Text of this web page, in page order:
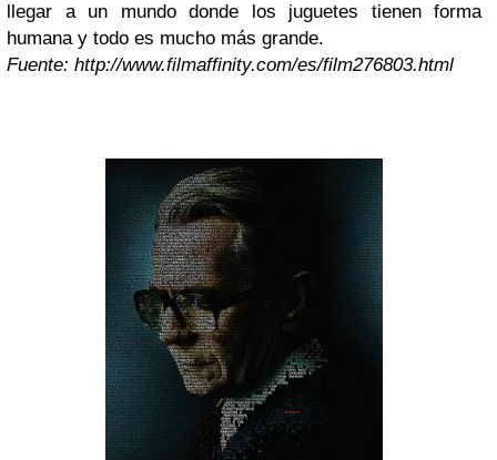
llegar a un mundo donde los juguetes tienen forma
humana y todo es mucho más grande.
Fuente: http://www.filmaffinity.com/es/film276803.html